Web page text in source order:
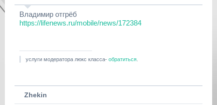
Владимир отгрёб
https://lifenews.ru/mobile/news/172384
услуги модератора люкс класса- обратиться
Zhekin